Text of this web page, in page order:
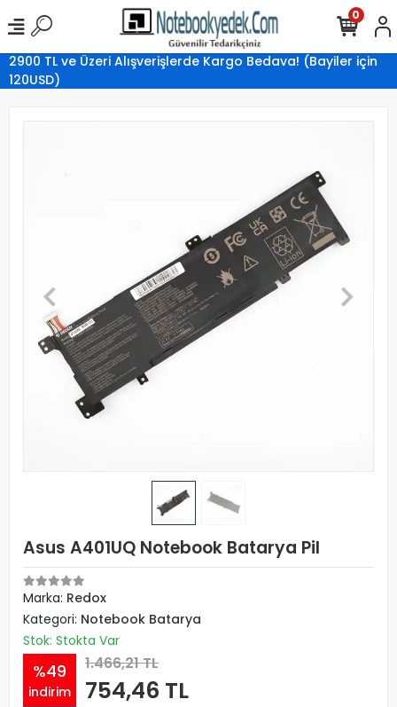
2900 TL ve Üzeri Alışverişlerde Kargo Bedava! (Bayiler için
120USD)
0
Asus A401UQ Notebook Batarya Pil
Marka: Redox
Kategori: Notebook Batarya
Stok: Stokta Var
%49
indirim
1.466,21 TL
754,46 TL